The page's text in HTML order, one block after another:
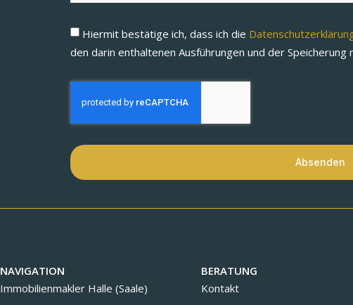
Hiermit bestätige ich, dass ich die
den darin enthaltenen Ausführungen und der
Absenden
NAVIGATION
Immobilienmakler Halle (Saale)
BERATUNG
Kontakt